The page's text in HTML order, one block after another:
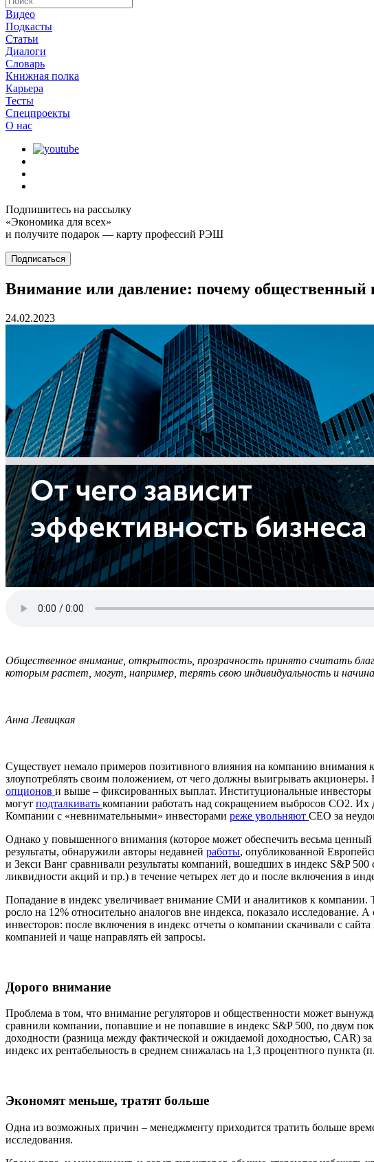
Видео
Подкасты
Статьи
Диалоги
Словарь
Книжная полка
Карьера
Тесты
Спецпроекты
О наc
Подпишитесь на рассылку
«Экономика для всех»
и получите подарок — карту профессий РЭШ
Подписаться
Внимание или давление: почему общественный
24.02.2023
Общественное внимание, открытость, прозрачность принято считать
которым растет, могут, например, терять свою индивидуальность и
Анна Левицкая
Существует немало примеров позитивного влияния на компанию внимания
злоупотреблять своим положением, от чего должны выигрывать
опционов и выше – фиксированных выплат. Институциональные инвесторы
могут подталкивать компании работать над сокращением выбросов CO2. Их
Компании с «невнимательными» инвесторами реже увольняют CEO за
Однако у повышенного внимания (которое может обеспечить весьма
результаты, обнаружили авторы недавней работы, опубликованной
и Зекси Ванг сравнивали результаты компаний, вошедших в индекс S&P
ликвидности акций и пр.) в течение четырех лет до и после включения в
Попадание в индекс увеличивает внимание СМИ и аналитиков к компании.
росло на 12% относительно аналогов вне индекса, показало
инвесторов: после включения в индекс отчеты о компании скачивали с
компанией и чаще направлять ей запросы.
Дорого внимание
Проблема в том, что внимание регуляторов и общественности может
сравнили компании, попавшие и не попавшие в индекс S&P 500, по двум
доходности (разница между фактической и ожидаемой доходностью, CAR)
индекс их рентабельность в среднем снижалась на 1,3 процентного пункта
Экономят меньше, тратят больше
Одна из возможных причин – менеджменту приходится тратить больше
исследования.